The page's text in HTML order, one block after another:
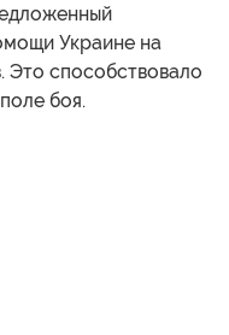
Украине на
способствовало
боя.